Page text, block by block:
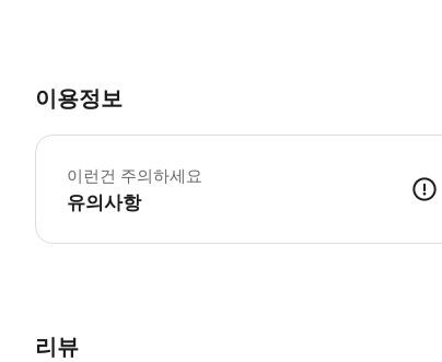
이용정보
이런건 주의하세요
유의사항
리뷰